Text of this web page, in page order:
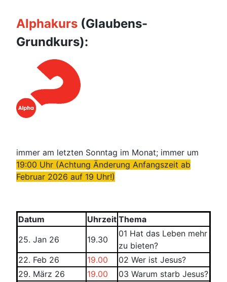
Alphakurs (Glaubens-
Grundkurs):
immer am letzten Sonntag im Monat; immer um
19:00 Uhr (Achtung Änderung Anfangszeit ab
Februar 2026 auf 19 Uhr!)
Datum Uhrzeit Thema
25. Jan 26
19.30
01 Hat das Leben mehr
zu bieten?
22. Feb 26
19.00
02 Wer ist Jesus?
29. März 26
19.00 03 Warum starb Jesus?